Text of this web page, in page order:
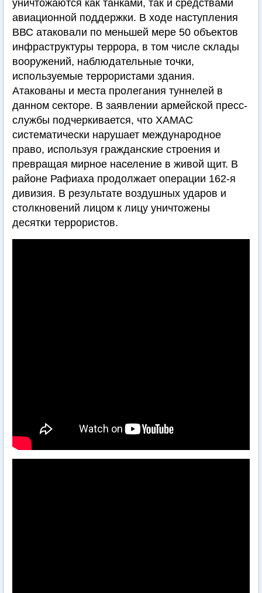
уничтожаются как танками, так и средствами
авиационной поддержки. В ходе наступления
ВВС атаковали по меньшей мере 50 объектов
инфраструктуры террора, в том числе склады
вооружений, наблюдательные точки,
используемые террористами здания.
Атакованы и места пролегания туннелей в
данном секторе. В заявлении армейской пресс-
службы подчеркивается, что ХАМАС
систематически нарушает международное
право, используя гражданские строения и
превращая мирное население в живой щит. В
районе Рафиаха продолжает операции 162-я
дивизия. В результате воздушных ударов и
столкновений лицом к лицу уничтожены
десятки террористов.